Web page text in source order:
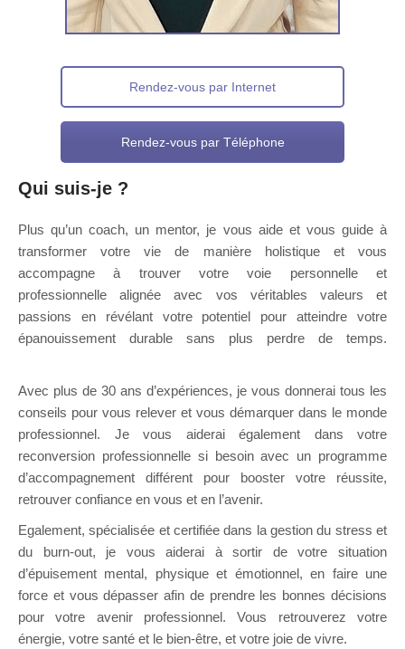
Qui suis-je ?
Plus qu’un coach, un mentor, je vous aide et vous guide à
transformer votre vie de manière holistique et vous
accompagne à trouver votre voie personnelle et
professionnelle alignée avec vos véritables valeurs et
passions en révélant votre potentiel pour atteindre votre
épanouissement durable sans plus perdre de temps.
Avec plus de 30 ans d’expériences, je vous donnerai tous les
conseils pour vous relever et vous démarquer dans le monde
professionnel. Je vous aiderai également dans votre
reconversion professionnelle si besoin avec un programme
d’accompagnement différent pour booster votre réussite,
retrouver confiance en vous et en l’avenir.
Egalement, spécialisée et certifiée dans la gestion du stress et
du burn-out, je vous aiderai à sortir de votre situation
d’épuisement mental, physique et émotionnel, en faire une
force et vous dépasser afin de prendre les bonnes décisions
pour votre avenir professionnel. Vous retrouverez votre
énergie, votre santé et le bien-être, et votre joie de vivre.
Rendez-vous par Internet
Rendez-vous par Téléphone